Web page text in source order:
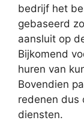
bedrijf het
gebaseerd
aansluit op
Bijkomend
huren van
Bovendien
redenen dus
diensten.